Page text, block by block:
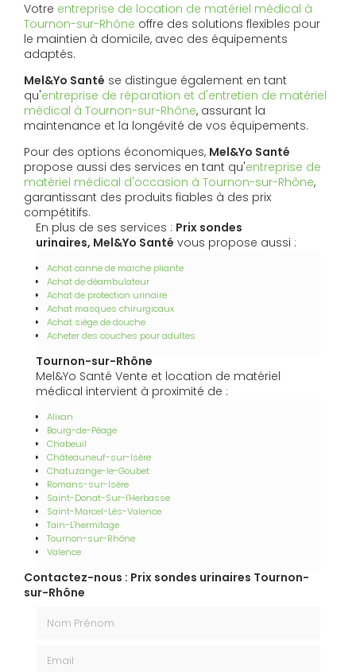
Votre entreprise de location de matériel médical à
Tournon-sur-Rhône offre des solutions flexibles pour
le maintien à domicile, avec des équipements
adaptés.
Mel&Yo Santé se distingue également en tant
qu'entreprise de réparation et d'entretien de matériel
médical à Tournon-sur-Rhône, assurant la
maintenance et la longévité de vos équipements.
Pour des options économiques, Mel&Yo Santé
propose aussi des services en tant qu'entreprise de
matériel médical d'occasion à Tournon-sur-Rhône,
garantissant des produits fiables à des prix
compétitifs.
En plus de ses services : Prix sondes
urinaires, Mel&Yo Santé vous propose aussi :
Achat canne de marche pliante
Achat de déambulateur
Achat de protection urinaire
Achat masques chirurgicaux
Achat siège de douche
Acheter des couches pour adultes
Tournon-sur-Rhône
Mel&Yo Santé Vente et location de matériel
médical intervient à proximité de :
Alixan
Bourg-de-Péage
Chabeuil
Châteauneuf-sur-Isère
Chatuzange-le-Goubet
Romans-sur-Isère
Saint-Donat-Sur-l'Herbasse
Saint-Marcel-Lès-Valence
Tain-L'hermitage
Tournon-sur-Rhône
Valence
Contactez-nous : Prix sondes urinaires Tournon-
sur-Rhône